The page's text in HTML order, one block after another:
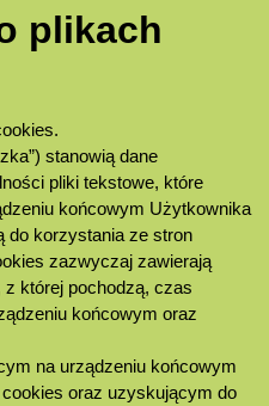
plikach
stanowią dane
pliki tekstowe, które
końcowym Użytkownika
do korzystania ze stron
zazwyczaj zawierają
z której pochodzą, czas
końcowym oraz
na urządzeniu końcowym
oraz uzyskującym do